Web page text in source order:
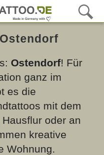
Ostendorf! Für
ganz im
es die
mit dem
oder an
kreative
Wohnung.